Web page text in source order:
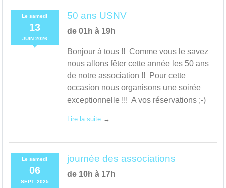
Lesamedi
13
JUIN 2026
50 ans USNV
de 01h à 19h
Bonjour à tous !! Comme vous le savez
nous allons fêter cette année les 50 ans
de notre association !! Pour cette
occasion nous organisons une soirée
exceptionnelle !!! A vos réservations ;-)
Lire la suite
Lesamedi
06
SEPT. 2025
journée des associations
de 10h à 17h